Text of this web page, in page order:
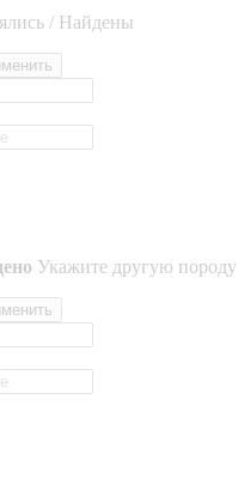
/ Найдены
Укажите другую породу